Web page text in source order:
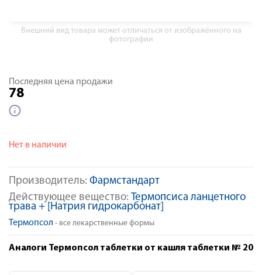
Внешний вид товара может отличаться от изображённого на
фотографии
Производитель: Фармстандарт
Действующее вещество: Термопсиса ланцетного
трава + [Натрия гидрокарбонат]
Термопсол - все лекарственные формы
Последняя цена продажи
78
Нет в наличии
Аналоги Термопсол таблетки от кашля таблетки № 20